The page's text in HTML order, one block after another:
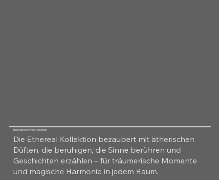
Raumduft Ethereal Kollektion
Die Ethereal Kollektion bezaubert mit ätherischen
Düften, die beruhigen, die Sinne berühren und
Geschichten erzählen – für träumerische Momente
und magische Harmonie in jedem Raum.